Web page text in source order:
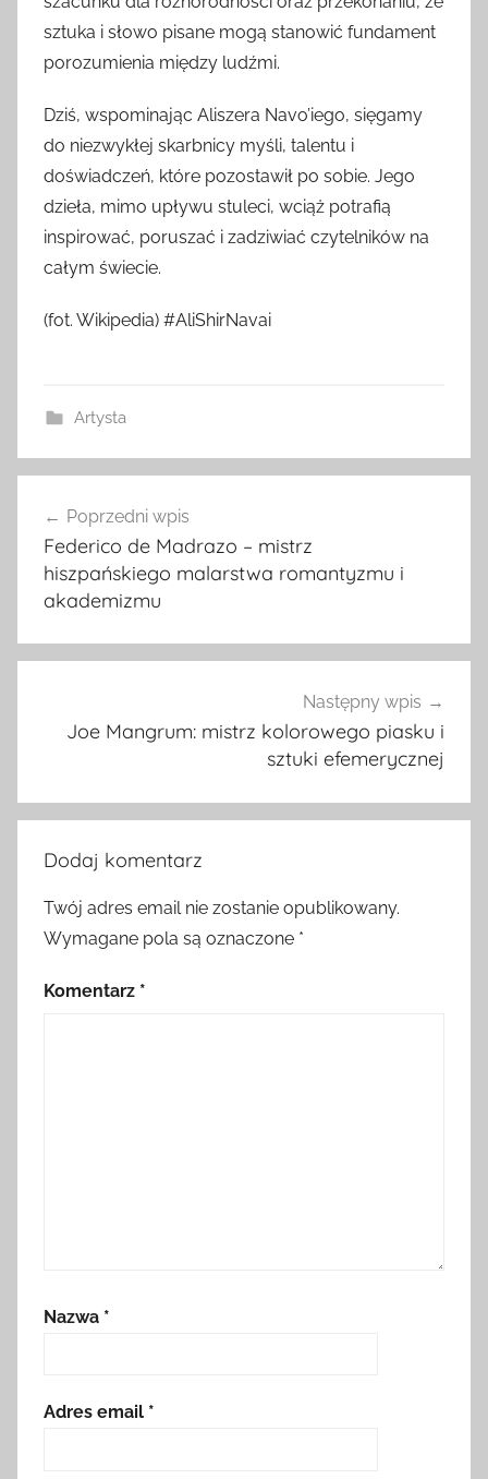
sztuka i słowo pisane mogą stanowić fundament
porozumienia między ludźmi.
Dziś, wspominając Aliszera Navo’iego, sięgamy
do niezwykłej skarbnicy myśli, talentu i
doświadczeń, które pozostawił po sobie. Jego
dzieła, mimo upływu stuleci, wciąż potrafią
inspirować, poruszać i zadziwiać czytelników na
całym świecie.
(fot. Wikipedia) #AliShirNavai
Artysta
wpisu
Poprzedni wpis
Federico de Madrazo – mistrz
hiszpańskiego malarstwa romantyzmu i
akademizmu
Następny wpis
Joe Mangrum: mistrz kolorowego piasku i
sztuki efemerycznej
Dodaj komentarz
Twój adres email nie zostanie opublikowany.
Wymagane pola są oznaczone *
Komentarz *
Nazwa *
Adres email *